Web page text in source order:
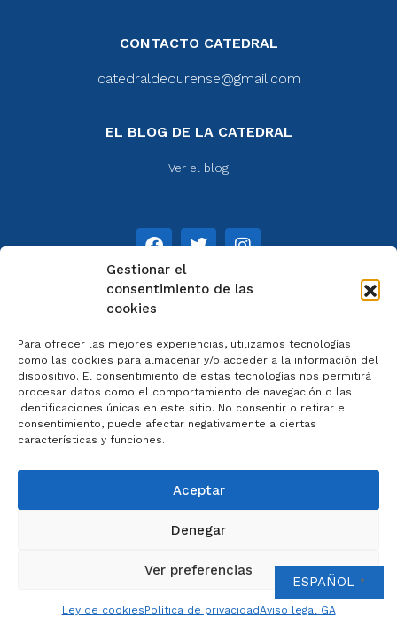
Gestionar el
consentimiento de las
cookies
Para ofrecer las mejores experiencias, utilizamos tecnologías
como las cookies para almacenar y/o acceder a la información del
dispositivo. El consentimiento de estas tecnologías nos permitirá
procesar datos como el comportamiento de navegación o las
identificaciones únicas en este sitio. No consentir o retirar el
consentimiento, puede afectar negativamente a ciertas
características y funciones.
Aceptar
Denegar
Ver preferencias
Ley de cookiesPolítica de privacidadAviso legal GA
CONTACTO CATEDRAL
catedraldeourense@gmail.com
EL BLOG DE LA CATEDRAL
Ver el blog
Aviso legal
Política de privacidad
Cookies
Colaboradores
Condiciones generales
2023 © Catedral de Ourense – web porArtisplendore
ESPAÑOL ▼